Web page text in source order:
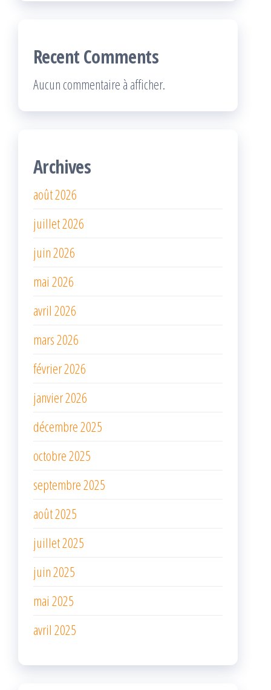
Recent Comments
Aucun commentaire à afficher.
Archives
août 2026
juillet 2026
juin 2026
mai 2026
avril 2026
mars 2026
février 2026
janvier 2026
décembre 2025
octobre 2025
septembre 2025
août 2025
juillet 2025
juin 2025
mai 2025
avril 2025